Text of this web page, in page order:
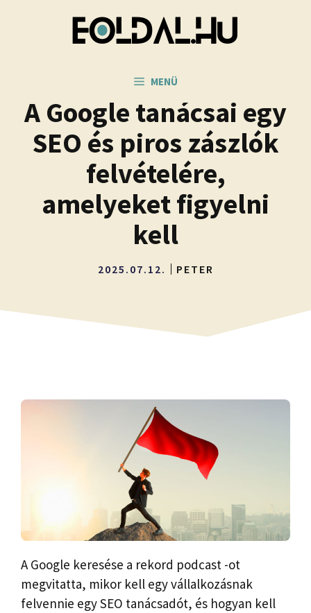
MENÜ
A Google tanácsai egy
SEO és piros zászlók
felvételére,
amelyeket figyelni
kell
2025.07.12. PETER
A Google keresése a rekord podcast -ot
megvitatta, mikor kell egy vállalkozásnak
felvennie egy SEO tanácsadót, és hogyan kell